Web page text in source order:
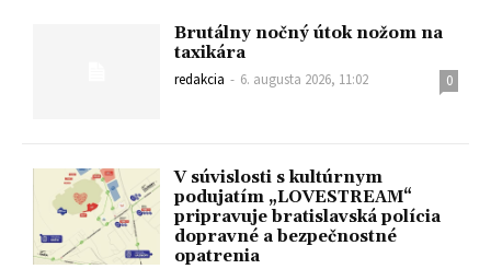
Brutálny nočný útok nožom na
taxikára
redakcia - 6. augusta 2026, 11:02 0
V súvislosti s kultúrnym
podujatím „LOVESTREAM“
pripravuje bratislavská polícia
dopravné a bezpečnostné
opatrenia